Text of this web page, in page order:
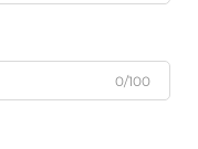
0/100